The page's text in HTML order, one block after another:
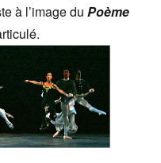
à l’image duPoème